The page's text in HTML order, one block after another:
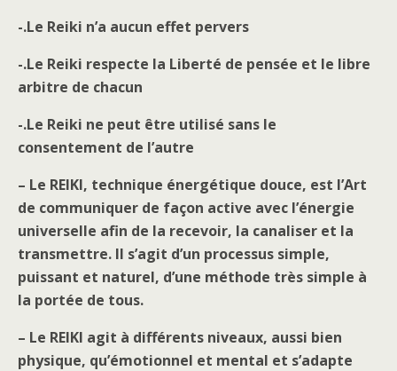
-.Le Reiki n’a aucun effet pervers
-.Le Reiki respecte la Liberté de pensée et le libre
arbitre de chacun
-.Le Reiki ne peut être utilisé sans le
consentement de l’autre
– Le REIKI, technique énergétique douce, est l’Art
de communiquer de façon active avec l’énergie
universelle afin de la recevoir, la canaliser et la
transmettre. Il s’agit d’un processus simple,
puissant et naturel, d’une méthode très simple à
la portée de tous.
– Le REIKI agit à différents niveaux, aussi bien
physique, qu’émotionnel et mental et s’adapte